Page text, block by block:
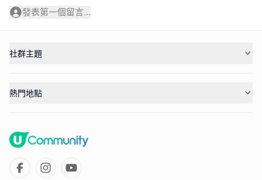
發表第一個留言...
社群主題
熱門地點